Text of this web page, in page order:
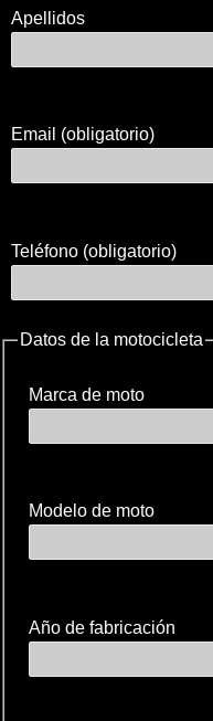
Apellidos
Email (obligatorio)
Teléfono (obligatorio)
Datos de la motocicleta
Marca de moto
Modelo de moto
Año de fabricación